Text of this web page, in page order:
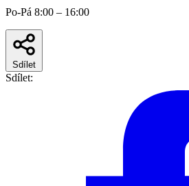
Po-Pá 8:00 – 16:00
Sdílet
Sdílet: